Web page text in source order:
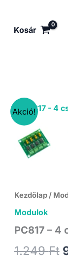
content
Kosár
Akció!
Kezdőlap/
Modulok
PC817 – 4
1.249Ft